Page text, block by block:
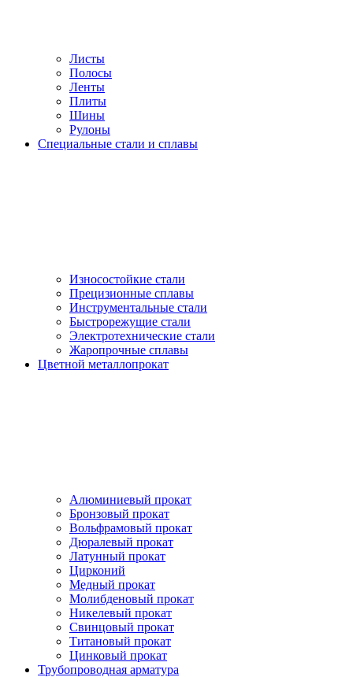
Листы
Полосы
Ленты
Плиты
Шины
Рулоны
Специальные стали и сплавы
Износостойкие стали
Прецизионные сплавы
Инструментальные стали
Быстрорежущие стали
Электротехнические стали
Жаропрочные сплавы
Цветной металлопрокат
Алюминиевый прокат
Бронзовый прокат
Вольфрамовый прокат
Дюралевый прокат
Латунный прокат
Цирконий
Медный прокат
Молибденовый прокат
Никелевый прокат
Свинцовый прокат
Титановый прокат
Цинковый прокат
Трубопроводная арматура